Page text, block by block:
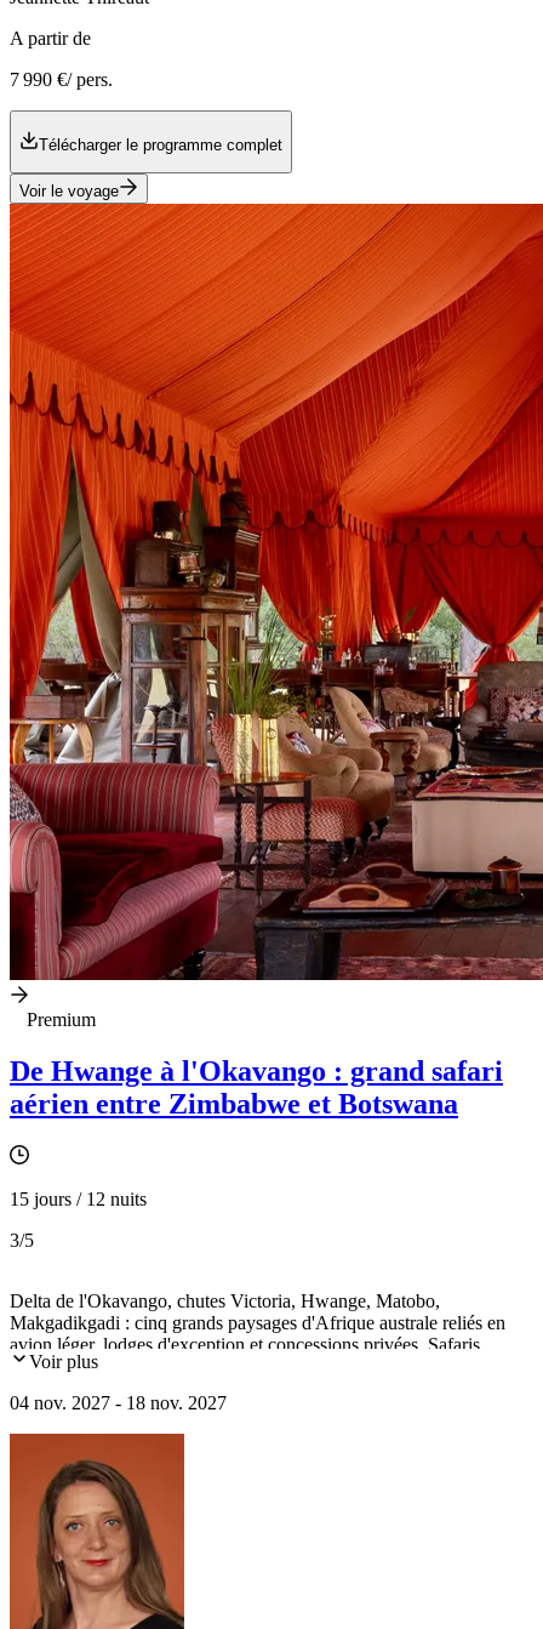
A partir de
7 990 €/ pers.
Télécharger le programme complet
Voir le voyage
Premium
De Hwange à l'Okavango : grand safari
aérien entre Zimbabwe et Botswana
15 jours / 12 nuits
3/5
Delta de l'Okavango, chutes Victoria, Hwange, Matobo,
Makgadikgadi : cinq grands paysages d'Afrique australe reliés en
avion léger, lodges d'exception et concessions privées. Safaris
confidentiels, train d'époque, croisière sur le Zambèze, peintures
maximum.
Voir plus
04 nov. 2027 - 18 nov. 2027